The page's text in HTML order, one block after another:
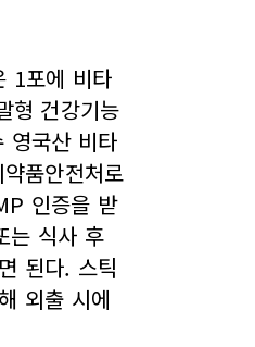
1포에 비타
형 건강기능
영국산 비타
품안전처로
인증을 받
는 식사 후
된다. 스틱
외출 시에